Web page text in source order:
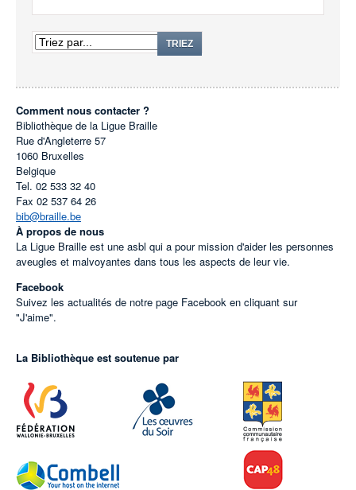
TRIEZ
Comment nous contacter ?
Bibliothèque de la Ligue Braille
Rue d'Angleterre 57
1060 Bruxelles
Belgique
Tel. 02 533 32 40
Fax 02 537 64 26
bib@braille.be
À propos de nous
La Ligue Braille est une asbl qui a pour mission d'aider les personnes
aveugles et malvoyantes dans tous les aspects de leur vie.
Facebook
Suivez les actualités de notre page Facebook en cliquant sur
"J'aime".
La Bibliothèque est soutenue par